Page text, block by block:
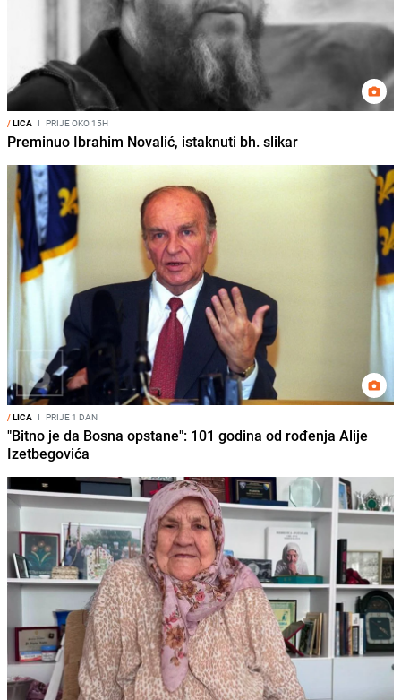
/LICA I PRIJE OKO 15H
Preminuo Ibrahim Novalić, istaknuti bh. slikar
/LICA I PRIJE 1 DAN
"Bitno je da Bosna opstane": 101 godina od rođenja Alije
Izetbegovića